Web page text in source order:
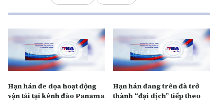
Hạn hán đe dọa hoạt động
vận tải tại kênh đào Panama
Hạn hán đang trên đà trở
thành “đại dịch” tiếp theo